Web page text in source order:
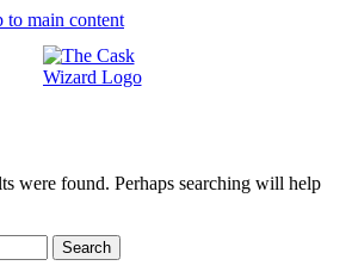
to main content
were found. Perhaps searching will help
Search